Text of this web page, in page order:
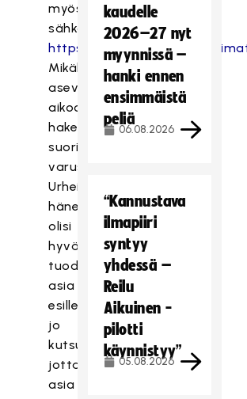
myös
sähköisesti
https://
Mikäli
asevelvollinen
aikoo
hakeutua
suorittamaan
varusmiespalvelustaan
Urheilukoulussa,
hänen
olisi
hyvä
tuoda
asia
esille
jo
kutsunnoissa,
jotta
asia
kaudelle
2026–27 nyt
myynnissä –
hanki ennen
ensimmäistä
peliä
06.08.2026
“Kannustava
ilmapiiri
syntyy
yhdessä –
Reilu
Aikuinen -
pilotti
käynnistyy”
05.08.2026